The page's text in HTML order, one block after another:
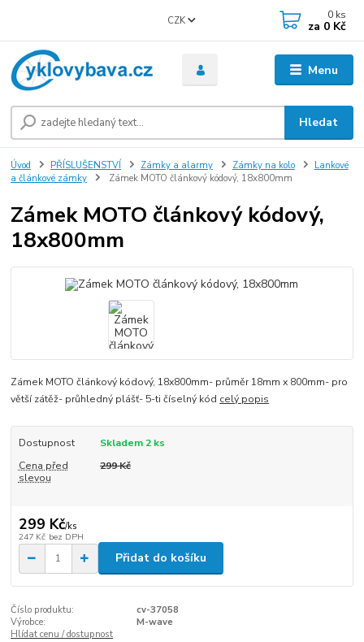
Menu
CZK
Hledat
0 ks
za 0 Kč
Úvod PŘÍSLUŠENSTVÍ Zámky a alarmy Zámky na kolo
Lankové
a článkové zámky
Zámek MOTO článkový kódový, 18x800mm
Zámek MOTO článkový kódový,
18x800mm
Zámek MOTO článkový kódový, 18x800mm- průměr 18mm x 800mm- pro
větší zátěž- průhledný plášť- 5-ti číselný kód celý popis
Dostupnost
Skladem 2 ks
Cena před
slevou
299 Kč
299 Kč/ks
247 Kč bez DPH
Přidat do košíku
Číslo produktu:
cv-37058
Výrobce:
M-wave
Hlídat cenu / dostupnost